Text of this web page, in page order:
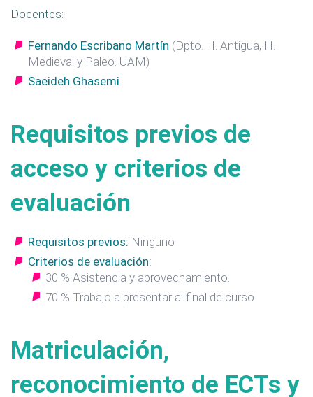
Docentes:
Fernando Escribano Martín (Dpto. H. Antigua, H.
Medieval y Paleo. UAM)
Saeideh Ghasemi
Requisitos previos de
acceso y criterios de
evaluación
Requisitos previos: Ninguno
Criterios de evaluación:
30 % Asistencia y aprovechamiento.
70 % Trabajo a presentar al final de curso.
Matriculación,
reconocimiento de ECTs y